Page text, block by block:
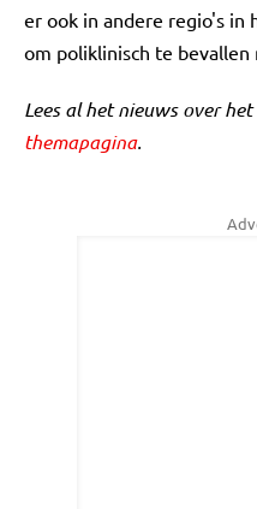
er ook in andere regio's in
om poliklinisch te bevallen
Lees al het nieuws over
themapagina.